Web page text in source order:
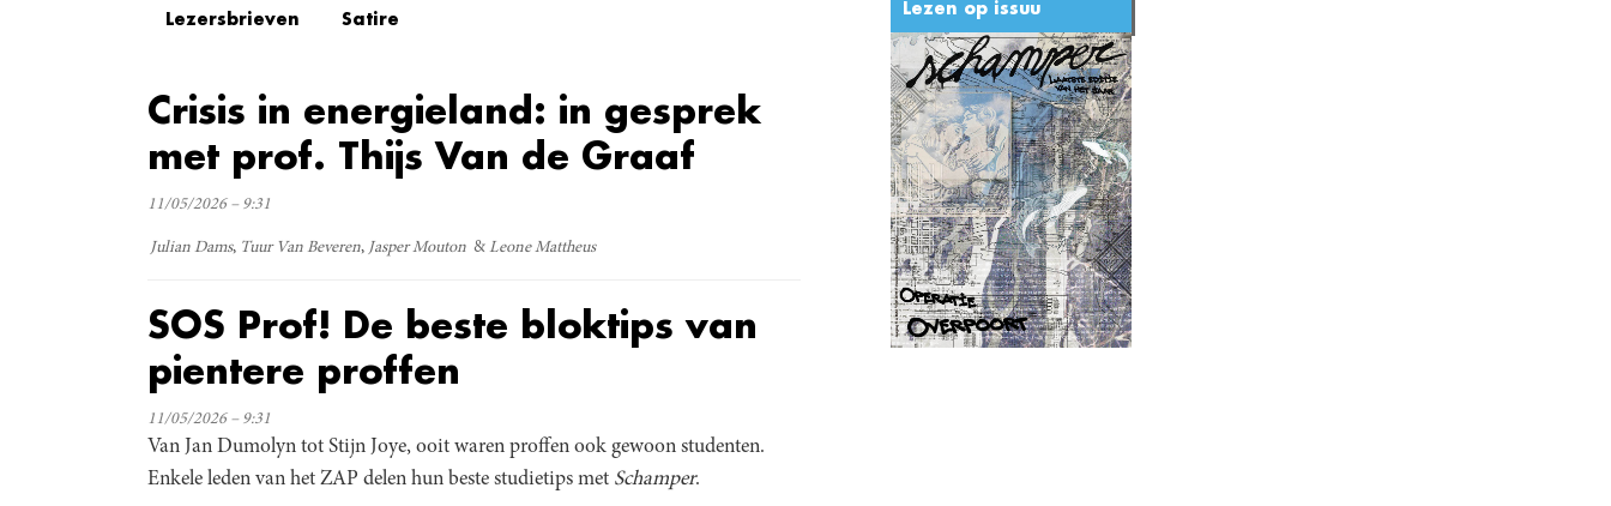
Lezen op issuu
Lezersbrieven Satire
Crisis in energieland: in gesprek
met prof. Thijs Van de Graaf
11/05/2026 – 9:31
Julian Dams Tuur Van Beveren Jasper Mouton Leone Mattheus
SOS Prof! De beste bloktips van
pientere proffen
11/05/2026 – 9:31
Van Jan Dumolyn tot Stijn Joye, ooit waren proffen ook gewoon studenten.
Enkele leden van het ZAP delen hun beste studietips met Schamper.